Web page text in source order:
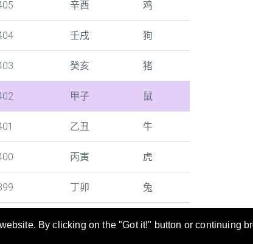
By clicking on the "Got it!" button or continuing
辛酉 鸡
壬戌 狗
癸亥 猪
甲子 鼠
乙丑 牛
丙寅 虎
丁卯 兔
换。 年龄/干支/生肖对照表也是当您填写文件时的好帮